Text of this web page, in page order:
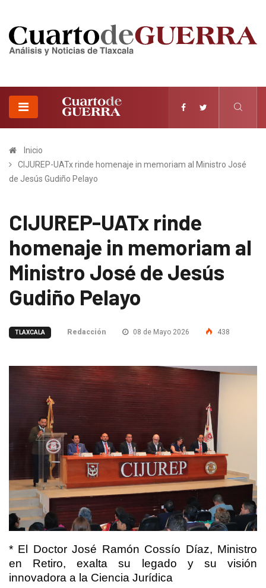
Inicio
CIJUREP-UATx rinde homenaje in memoriam al Ministro José
de Jesús Gudiño Pelayo
CIJUREP-UATx rinde
homenaje in memoriam al
Ministro José de Jesús
Gudiño Pelayo
TLAXCALA Redacción 08 de Mayo 2026 438
* El Doctor José Ramón Cossío Díaz, Ministro
en Retiro, exalta su legado y su visión
innovadora a la Ciencia Jurídica